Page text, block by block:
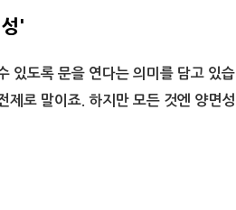
'
있도록 문을 연다는 의미를 담고 있습
제로 말이죠. 하지만 모든 것엔 양면성